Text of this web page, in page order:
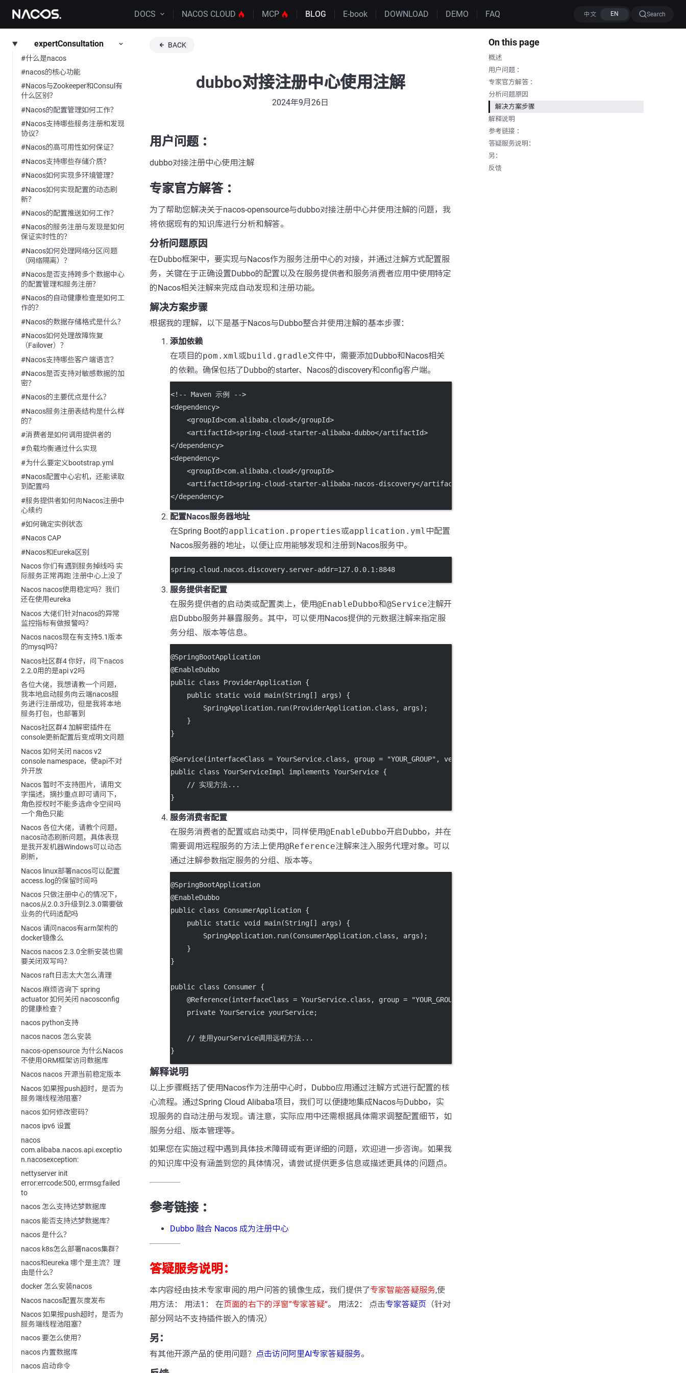
DOCS NACOS CLOUD MCP BLOG E-book DOWNLOAD DEMO FAQ Search
expertConsultation
#什么是nacos
#nacos的核心功能
#Nacos与Zookeeper和Consul有
什么区别？
#Nacos的配置管理如何工作？
#Nacos支持哪些服务注册和发现
协议？
#Nacos的高可用性如何保证？
#Nacos支持哪些存储介质？
#Nacos如何实现多环境管理？
#Nacos如何实现配置的动态刷
新？
#Nacos的配置推送如何工作？
#Nacos的服务注册与发现是如何
保证实时性的？
#Nacos如何处理网络分区问题
（网络隔离）？
#Nacos是否支持跨多个数据中心
的配置管理和服务注册？
#Nacos的自动健康检查是如何工
作的？
#Nacos的数据存储格式是什么？
#Nacos如何处理故障恢复
（Failover）？
#Nacos支持哪些客户端语言？
#Nacos是否支持对敏感数据的加
密？
#Nacos的主要优点是什么？
#Nacos服务注册表结构是什么样
的？
#消费者是如何调用提供者的
#负载均衡通过什么实现
#为什么要定义bootstrap.yml
#Nacos配置中心宕机，还能读取
到配置吗
#服务提供者如何向Nacos注册中
心续约
#如何确定实例状态
#Nacos CAP
#Nacos和Eureka区别
Nacos 你们有遇到服务掉线吗 实
际服务正常再跑 注册中心上没了
Nacos nacos使用稳定吗？我们
还在使用eureka
Nacos 大佬们针对nacos的异常
监控指标有做报警吗？
Nacos nacos现在有支持5.1版本
的mysql吗？
Nacos社区群4 你好，问下nacos
2.2.0用的是api v2吗
各位大佬，我想请教一个问题，
我本地启动服务向云端nacos服
务进行注册成功，但是我将本地
服务打包，也部署到
Nacos社区群4 加解密插件在
console更新配置后变成明文问题
Nacos 如何关闭 nacos v2
console namespace，使api不对
外开放
Nacos 暂时不支持图片，请用文
字描述，摘抄重点即可请问下，
角色授权时不能多选命令空间吗
一个角色只能
Nacos 各位大佬，请教个问题，
nacos动态刷新问题，具体表现
是我开发机器Windows可以动态
刷新，
Nacos linux部署nacos可以配置
access.log的保留时间吗
Nacos 只做注册中心的情况下，
nacos从2.0.3升级到2.3.0需要做
业务的代码适配吗
Nacos 请问nacos有arm架构的
docker镜像么
Nacos nacos 2.3.0全新安装也需
要关闭双写吗？
Nacos raft日志太大怎么清理
Nacos 麻烦咨询下 spring
actuator 如何关闭 nacosconfig
的健康检查 ？
nacos python支持
nacos nacos 怎么安装
nacos-opensource 为什么Nacos
不使用ORM框架访问数据库
Nacos nacos 开源当前稳定版本
Nacos 如果报push超时，是否为
服务端线程池阻塞？
nacos 如何修改密码？
nacos ipv6 设置
nacos
com.alibaba.nacos.api.exceptio
n.nacosexception:
nettyserver init
error:errcode:500, errmsg:failed
to
nacos 怎么支持达梦数据库
nacos 能否支持达梦数据库？
nacos 是什么？
nacos k8s怎么部署nacos集群？
nacos和eureka 哪个是主流？理
由是什么？
docker 怎么安装nacos
Nacos nacos配置灰度发布
Nacos 如果报push超时，是否为
服务端线程池阻塞？
nacos 要怎么使用？
nacos 内置数据库
nacos 启动命令
BACK
dubbo对接注册中心使用注解
2024年9月26日
用户问题 ：
dubbo对接注册中心使用注解
专家官方解答 ：
为了帮助您解决关于nacos-opensource与dubbo对接注册中心并使用注解的问题，我
将依据现有的知识库进行分析和解答。
分析问题原因
在Dubbo框架中，要实现与Nacos作为服务注册中心的对接，并通过注解方式配置服
务，关键在于正确设置Dubbo的配置以及在服务提供者和服务消费者应用中使用特定
的Nacos相关注解来完成自动发现和注册功能。
解决方案步骤
根据我的理解，以下是基于Nacos与Dubbo整合并使用注解的基本步骤：
添加依赖
在项目的pom.xml或build.gradle文件中，需要添加Dubbo和Nacos相关
的依赖。确保包括了Dubbo的starter、Nacos的discovery和config客户端。
<!-- Maven 示例 -->
<dependency>
    <
groupId>com.alibaba.cloud</groupId>
    <
artifactId>spring-cloud-starter-alibaba-dubbo</artifactId>
</dependency>
<dependency>
    <
groupId>com.alibaba.cloud</groupId>
    <
artifactId>spring-cloud-starter-alibaba-nacos-discovery</artifactId
</dependency>
配置Nacos服务器地址
在Spring Boot的application.properties或application.yml 中配置
Nacos服务器的地址，以便让应用能够发现和注册到Nacos服务中。
spring.cloud.nacos.discovery.server-addr=127.0.0.1:8848
服务提供者配置
在服务提供者的启动类或配置类上，使用@EnableDubbo和@Service注解开
启Dubbo服务并暴露服务。其中，可以使用Nacos提供的元数据注解来指定服
务分组、版本等信息。
@SpringBootApplication
@EnableDubbo
public class ProviderApplication {
public static void main(String[] args) {
        SpringApplication.
run(ProviderApplication.class, args);
    }
}
@Service(interfaceClass = YourService.class, group = "YOUR_GROUP" , version
public class YourServiceImpl implements YourService {
// 实现方法...
}
服务消费者配置
在服务消费者的配置或启动类中，同样使用@EnableDubbo开启Dubbo，并在
需要调用远程服务的方法上使用@Reference注解来注入服务代理对象。可以
通过注解参数指定服务的分组、版本等。
@SpringBootApplication
@EnableDubbo
public class ConsumerApplication {
public static void main(String[] args) {
        SpringApplication.
run(ConsumerApplication.class, args);
    }
}
public class Consumer {
    @
Reference(interfaceClass = YourService.class, group = "YOUR_GROUP"
private YourService yourService;
// 使用yourService调用远程方法...
}
解释说明
以上步骤概括了使用Nacos作为注册中心时，Dubbo应用通过注解方式进行配置的核
心流程。通过Spring Cloud Alibaba项目，我们可以便捷地集成Nacos与Dubbo，实
现服务的自动注册与发现。请注意，实际应用中还需根据具体需求调整配置细节，如
服务分组、版本管理等。
如果您在实施过程中遇到具体技术障碍或有更详细的问题，欢迎进一步咨询。如果我
的知识库中没有涵盖到您的具体情况，请尝试提供更多信息或描述更具体的问题点。
---------------
参考链接 ：
Dubbo 融合 Nacos 成为注册中心
---------------
答疑服务说明：
本内容经由技术专家审阅的用户问答的镜像生成，我们提供了专家智能答疑服务,使
用方法： 用法1： 在页面的右下的浮窗”专家答疑“。 用法2： 点击专家答疑页 （针对
部分网站不支持插件嵌入的情况）
另：
有其他开源产品的使用问题？ 点击访问阿里AI专家答疑服务。
On this page
概述
用户问题 ：
专家官方解答 ：
分析问题原因
解决方案步骤
解释说明
参考链接 ：
答疑服务说明：
另：
反馈